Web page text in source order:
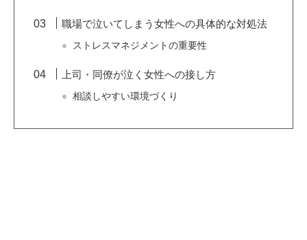
職場で泣いてしまう女性への具体的な対処法
ストレスマネジメントの重要性
上司・同僚が泣く女性への接し方
相談しやすい環境づくり